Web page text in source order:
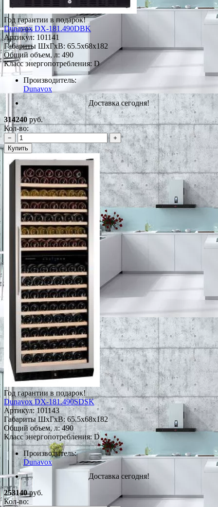
Год гарантии в подарок!
Dunavox DX-181.490DBK
Артикул: 101141
Габариты ШxГxВ: 65.5x68x182
Общий объем, л: 490
Класс энергопотребления: D
Производитель:
Dunavox
Доставка сегодня!
314240 руб.
Кол-во:
−
+
Купить
Год гарантии в подарок!
Dunavox DX-181.490SDSK
Артикул:101143
Габариты ШxГxВ: 65.5x68x182
Общий объем, л: 490
Класс энергопотребления: D
Производитель:
Dunavox
Доставка сегодня!
253140руб.
Кол-во: